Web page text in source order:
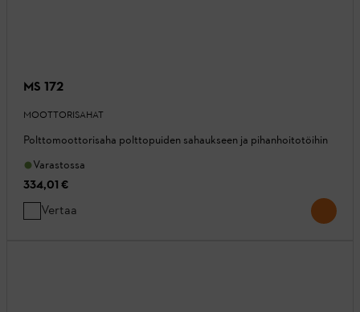
MS 172
MOOTTORISAHAT
Polttomoottorisaha polttopuiden sahaukseen ja pihanhoitotöihin
Varastossa
334,01 €
Vertaa